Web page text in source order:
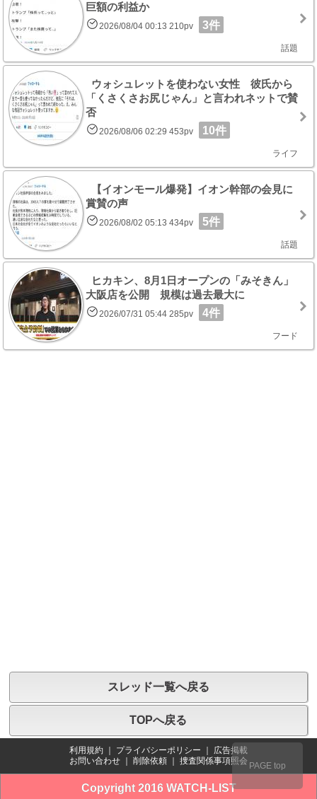
巨額の利益か
2026/08/04 00:13 210pv 3件
話題
ウォシュレットを使わない女性 彼氏から
「くさくさお尻じゃん」と言われネットで賛
否
2026/08/06 02:29 453pv 10件
ライフ
【イオンモール爆発】イオン幹部の会見に
賞賛の声
2026/08/02 05:13 434pv 5件
話題
ヒカキン、8月1日オープンの「みそきん」
大阪店を公開 規模は過去最大に
2026/07/31 05:44 285pv 4件
フード
スレッド一覧へ戻る
TOPへ戻る
利用規約 プライバシーポリシー
広告掲載
お問い合わせ
削除依頼 捜査関係事項照会
Copyright 2016 WATCH-LIST
PAGE top